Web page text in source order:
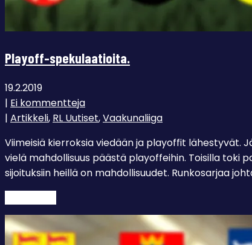
Playoff-spekulaatioita.
19.2.2019
| Ei kommentteja
| Artikkeli, RL Uutiset,Vaakunaliiga
Viimeisiä kierroksia viedään ja playoffit lähestyvät.
vielä mahdollisuus päästä playoffeihin. Toisilla toki
sijoituksiin heillä on mahdollisuudet. Runkosarjaa